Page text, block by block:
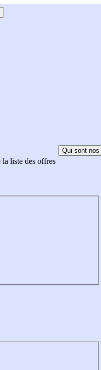
la liste des offres
Qui sont